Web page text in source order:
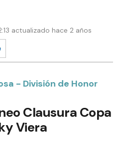
actualizado hace 2 años
- División de Honor
Clausura Copa
Viera